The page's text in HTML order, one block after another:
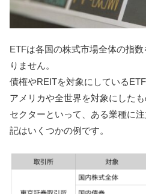
ETFは各国の株式市場全体の指
りません。
債権やREITを対象にしているETF
アメリカや全世界を対象にしたも
セクターといって、ある業種に
記はいくつかの例です。